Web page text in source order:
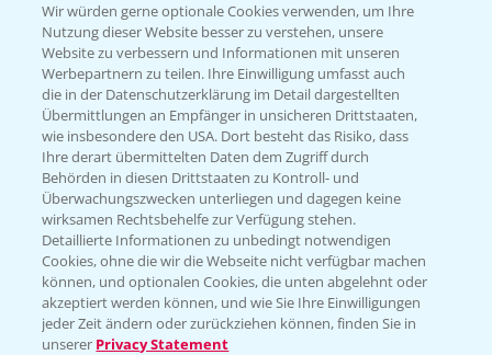
Hilfe in Notfällen
T.+49 (0)214/30-20220
Folgen Sie uns
Wir würden gerne optionale Cookies verwenden, um Ihre
Nutzung dieser Website besser zu verstehen, unsere
Website zu verbessern und Informationen mit unseren
Werbepartnern zu teilen. Ihre Einwilligung umfasst auch
die in der Datenschutzerklärung im Detail dargestellten
Übermittlungen an Empfänger in unsicheren Drittstaaten,
wie insbesondere den USA. Dort besteht das Risiko, dass
Ihre derart übermittelten Daten dem Zugriff durch
Behörden in diesen Drittstaaten zu Kontroll- und
Überwachungszwecken unterliegen und dagegen keine
wirksamen Rechtsbehelfe zur Verfügung stehen.
Detaillierte Informationen zu unbedingt notwendigen
Cookies, ohne die wir die Webseite nicht verfügbar machen
können, und optionalen Cookies, die unten abgelehnt oder
akzeptiert werden können, und wie Sie Ihre Einwilligungen
jeder Zeit ändern oder zurückziehen können, finden Sie in
unserer Privacy Statement